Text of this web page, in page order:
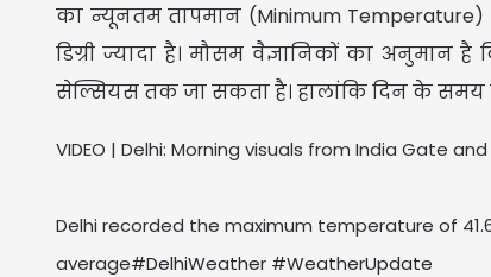
का न्यूनतम तापमान (Minimum
डिग्री ज्यादा है। मौसम वैज्ञानिकों का अनुमान
सेल्सियस तक जा सकता है। हालांकि दिन के समय
VIDEO | Delhi: Morning visuals from India Gate
Delhi recorded the maximum temperature of
average#DelhiWeather #WeatherUpdate